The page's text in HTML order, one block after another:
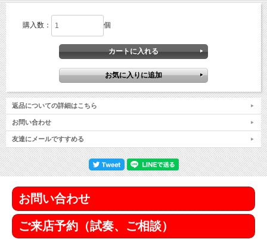
購入数： 個
返品についての詳細はこちら
お問い合わせ
友達にメールですすめる
お問い合わせ
ご来店予約（試奏、ご相談）